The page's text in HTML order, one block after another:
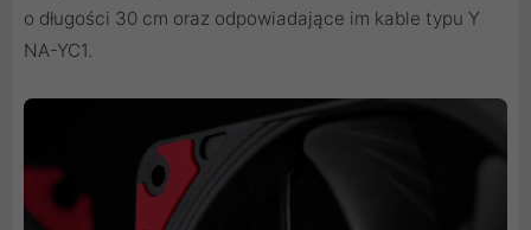
o długości 30 cm oraz odpowiadające im kable typu Y
NA-YC1.